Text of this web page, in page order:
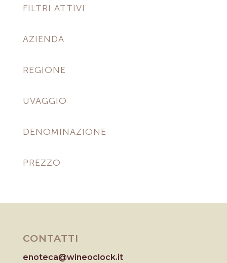
FILTRI ATTIVI
AZIENDA
REGIONE
UVAGGIO
DENOMINAZIONE
PREZZO
CONTATTI
enoteca@wineoclock.it